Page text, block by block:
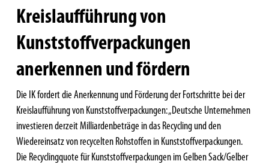
Kreislaufführung von
Kunststoffverpackungen
anerkennen und fördern
Die IK fordert die Anerkennung und Förderung der Fortschritte bei der
Kreislaufführung von Kunststoffverpackungen: „Deutsche Unternehmen
investieren derzeit Milliardenbeträge in das Recycling und den
Wiedereinsatz von recycelten Rohstoffen in Kunststoffverpackungen.
Die Recyclingquote für Kunststoffverpackungen im Gelben Sack/Gelber